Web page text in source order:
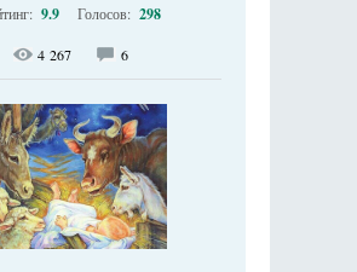
9.9 Голосов: 298
4 267 6